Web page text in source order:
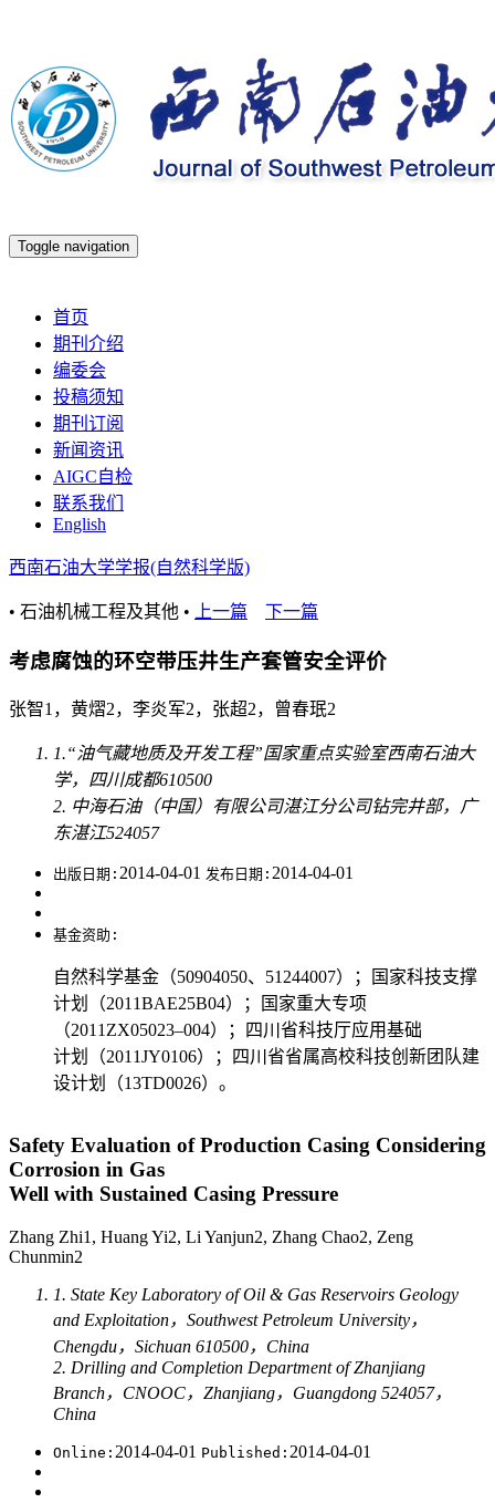
Toggle navigation
首页
期刊介绍
编委会
投稿须知
期刊订阅
新闻资讯
AIGC自检
联系我们
English
西南石油大学学报(自然科学版)
• 石油机械工程及其他 • 上一篇 下一篇
考虑腐蚀的环空带压井生产套管安全评价
张智1，黄熠2，李炎军2，张超2，曾春珉2
1.“油气藏地质及开发工程”国家重点实验室西南石油大
学，四川成都610500
2. 中海石油（中国）有限公司湛江分公司钻完井部，广
东湛江524057
出版日期: 2014-04-01 发布日期: 2014-04-01
基金资助:
自然科学基金（50904050、51244007）；国家科技支撑
计划（2011BAE25B04）；国家重大专项
（2011ZX05023–004）；四川省科技厅应用基础
计划（2011JY0106）；四川省省属高校科技创新团队建
设计划（13TD0026）。
Safety Evaluation of Production Casing Considering
Corrosion in Gas
Well with Sustained Casing Pressure
Zhang Zhi1, Huang Yi2, Li Yanjun2, Zhang Chao2, Zeng
Chunmin2
1. State Key Laboratory of Oil & Gas Reservoirs Geology
and Exploitation，Southwest Petroleum University，
Chengdu，Sichuan 610500，China
2. Drilling and Completion Department of Zhanjiang
Branch，CNOOC，Zhanjiang，Guangdong 524057，
China
Online: 2014-04-01 Published: 2014-04-01